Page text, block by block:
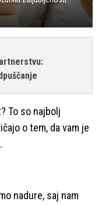
To so najbolj
o tem, da vam je
nadure, saj nam